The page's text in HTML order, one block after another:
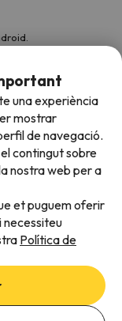
una experiència
mostrar
de navegació.
contingut sobre
nostra web per a
et puguem oferir
necessiteu
Política de